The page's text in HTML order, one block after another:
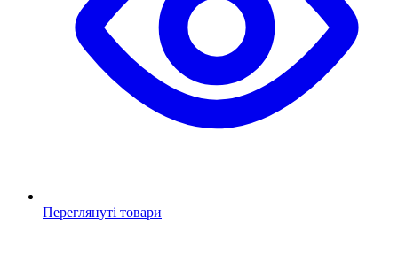
Переглянуті товари